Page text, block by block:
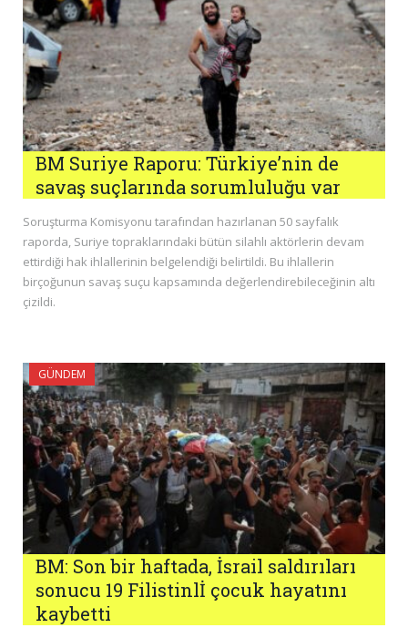
BM Suriye Raporu: Türkiye’nin de
savaş suçlarında sorumluluğu var
Soruşturma Komisyonu tarafından hazırlanan 50 sayfalık
raporda, Suriye topraklarındaki bütün silahlı aktörlerin devam
ettirdiği hak ihlallerinin belgelendiği belirtildi. Bu ihlallerin
birçoğunun savaş suçu kapsamında değerlendirebileceğinin altı
çizildi.
GÜNDEM
BM: Son bir haftada, İsrail saldırıları
sonucu 19 Filistinlİ çocuk hayatını
kaybetti